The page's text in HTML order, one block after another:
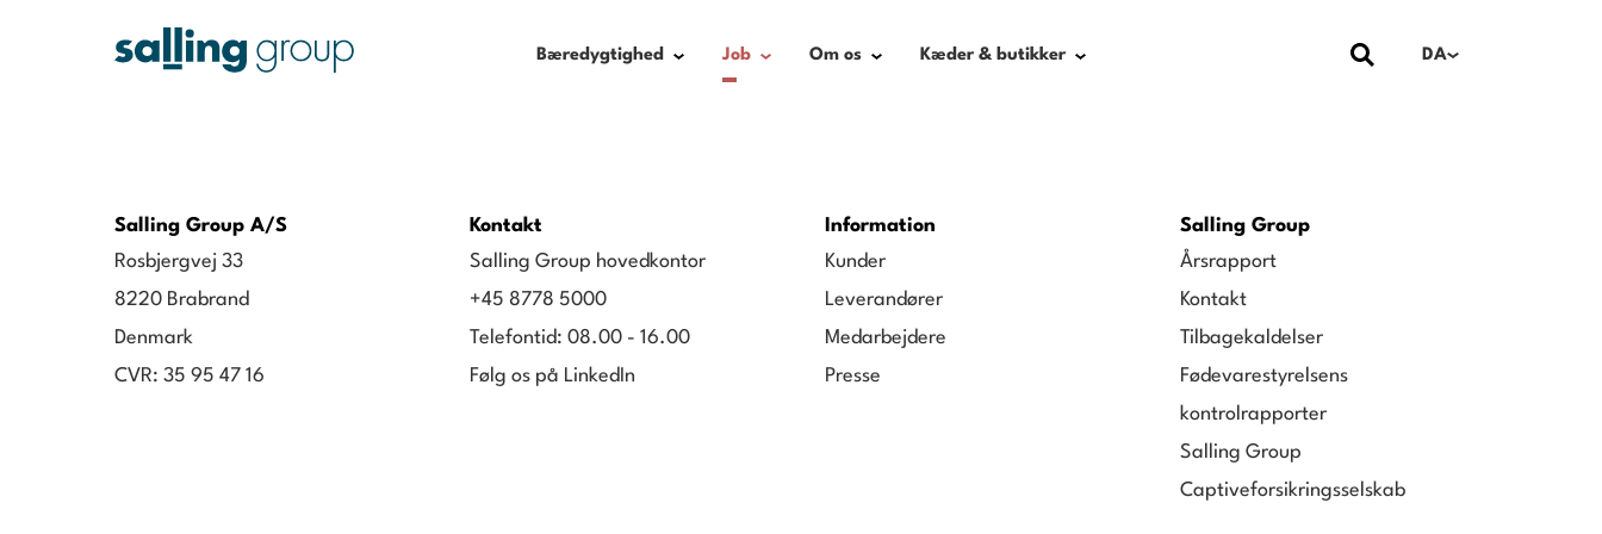
Bæredygtighed Job Om os Kæder & butikker DA
Salling Group A/S
Rosbjergvej 33
8220 Brabrand
Denmark
CVR: 35 95 47 16
Kontakt
Salling Group hovedkontor
+45 8778 5000
Telefontid: 08.00 - 16.00
Følg os på LinkedIn
Information
Kunder
Leverandører
Medarbejdere
Presse
Salling Group
Årsrapport
Kontakt
Tilbagekaldelser
Fødevarestyrelsens
kontrolrapporter
Salling Group
Captiveforsikringsselskab